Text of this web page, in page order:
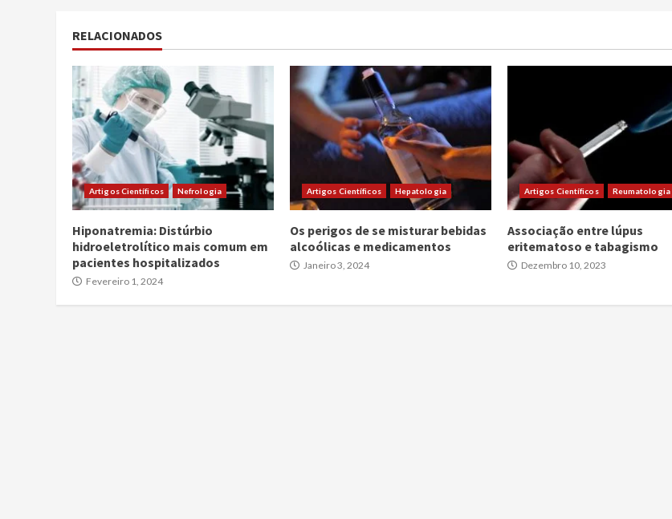
RELACIONADOS
Artigos Científicos Nefrologia
Hiponatremia: Distúrbio
hidroeletrolítico mais comum em
pacientes hospitalizados
Fevereiro 1, 2024
Artigos Científicos Hepatologia
Os perigos de se misturar bebidas
alcoólicas e medicamentos
Janeiro 3, 2024
Artigos Científicos Reumatologia
Associação entre lúpus
eritematoso e tabagismo
Dezembro 10, 2023